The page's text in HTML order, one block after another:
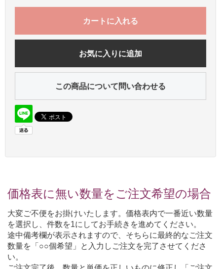
カートに入れる
お気に入りに追加
この商品について問い合わせる
価格表に無い数量をご注文希望の場合
大変ご不便をお掛けいたします。価格表内で一番近い数量
を選択し、件数を1にしてお手続きを進めてください。
途中備考欄が表示されますので、そちらに最終的なご注文
数量を「○○個希望」と入力しご注文を完了させてくださ
い。